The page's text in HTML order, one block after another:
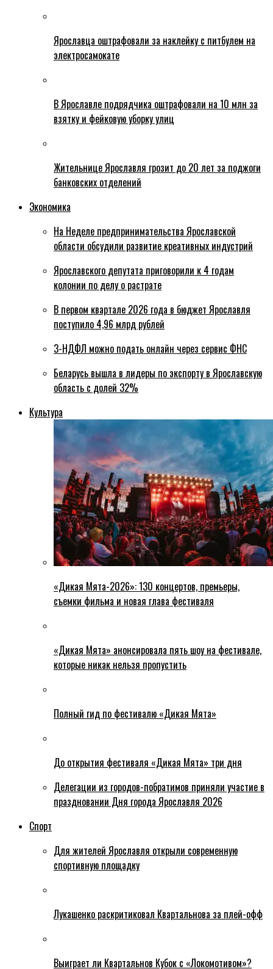
Ярославца оштрафовали за наклейку с питбулем на
электросамокате
В Ярославле подрядчика оштрафовали на 10 млн за
взятку и фейковую уборку улиц
Жительнице Ярославля грозит до 20 лет за поджоги
банковских отделений
Экономика
На Неделе предпринимательства Ярославской
области обсудили развитие креативных индустрий
Ярославского депутата приговорили к 4 годам
колонии по делу о растрате
В первом квартале 2026 года в бюджет Ярославля
поступило 4,96 млрд рублей
3-НДФЛ можно подать онлайн через сервис ФНС
Беларусь вышла в лидеры по экспорту в Ярославскую
область с долей 32%
Культура
«Дикая Мята-2026»: 130 концертов, премьеры,
съемки фильма и новая глава фестиваля
«Дикая Мята» анонсировала пять шоу на фестивале,
которые никак нельзя пропустить
Полный гид по фестивалю «Дикая Мята»
До открытия фестиваля «Дикая Мята» три дня
Делегации из городов-побратимов приняли участие в
праздновании Дня города Ярославля 2026
Спорт
Для жителей Ярославля открыли современную
спортивную площадку
Лукашенко раскритиковал Квартальнова за плей-офф
Выиграет ли Квартальнов Кубок с «Локомотивом»?